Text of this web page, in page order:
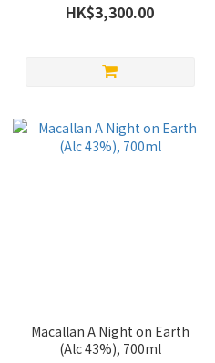
HK$3,300.00
Macallan A Night on Earth
(Alc 43%), 700ml